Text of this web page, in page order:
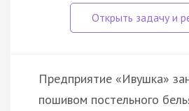
Предприятие «Ивушка»
пошивом постельного